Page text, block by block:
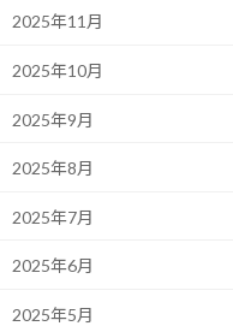
2025年11月
2025年10月
2025年9月
2025年8月
2025年7月
2025年6月
2025年5月